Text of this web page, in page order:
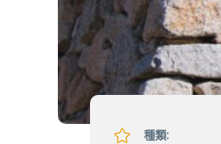
種類: